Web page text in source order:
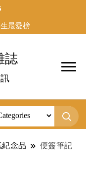
最愛榜
誌
紀念品
便簽筆記